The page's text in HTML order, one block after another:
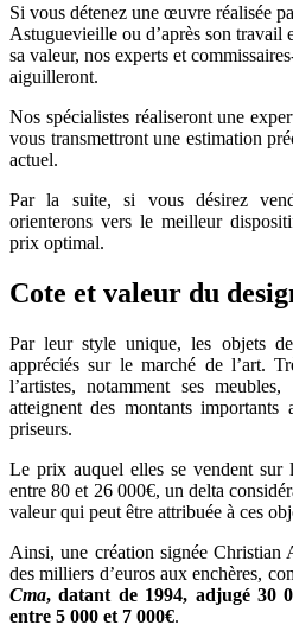
Si vous détenez une œuvre réalisée
Astuguevieille ou d’après son travail
sa valeur, nos experts et
aiguilleront.
Nos spécialistes réaliseront une
vous transmettront une estimation
actuel.
Par la suite, si vous désirez
orienterons vers le meilleur
prix optimal.
Cote et valeur du
Par leur style unique, les objets
appréciés sur le marché de l’art.
l’artistes, notamment ses
atteignent des montants importants
priseurs.
Le prix auquel elles se vendent sur
entre 80 et 26 000€, un delta
valeur qui peut être attribuée à ces
Ainsi, une création signée Christian
des milliers d’euros aux enchères,
Cma, datant de 1994, adjugé 30
entre 5 000 et 7 000€.